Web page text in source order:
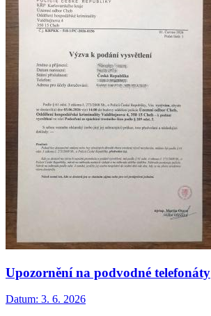
Upozornění na podvodné telefonáty
Datum: 3. 6. 2026